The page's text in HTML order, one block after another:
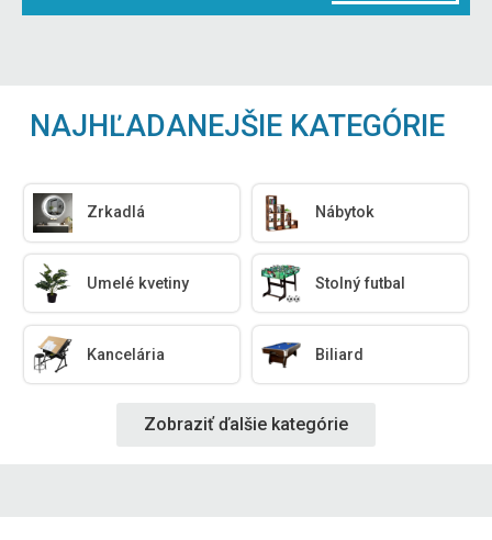
NAJHĽADANEJŠIE KATEGÓRIE
Zrkadlá Nábytok
Umelé kvetiny Stolný futbal
Kancelária Biliard
Zobraziť ďalšie kategórie